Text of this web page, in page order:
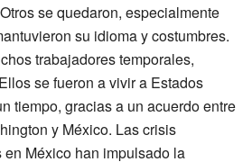
se quedaron, especialmente
su idioma y costumbres.
trabajadores temporales,
se fueron a vivir a Estados
tiempo, gracias a un acuerdo entre
y México. Las crisis
México han impulsado la